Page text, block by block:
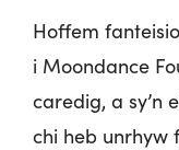
Hoffem
i Moondance
caredig, a sy’n
chi heb unrhyw